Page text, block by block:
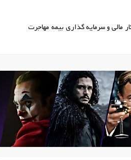
مالی و سرمایه گذاری بیمه مهاجرت